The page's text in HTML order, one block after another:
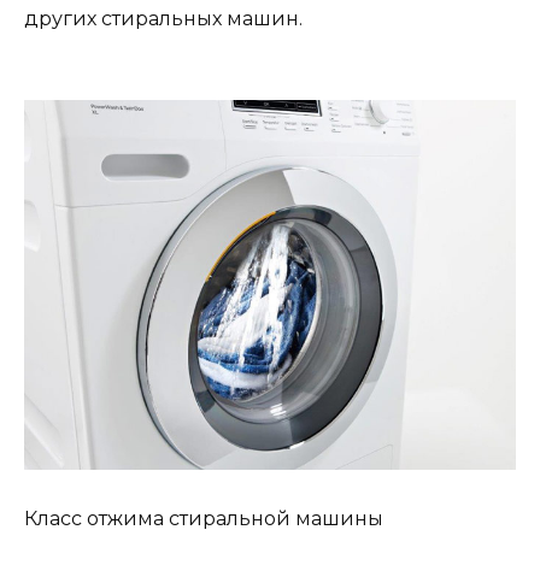
других стиральных машин.
Класс отжима стиральной машины